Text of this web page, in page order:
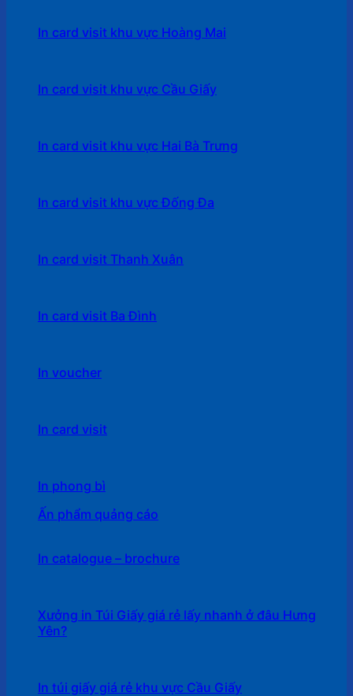
In card visit khu vực Hoàng Mai
In card visit khu vực Cầu Giấy
In card visit khu vực Hai Bà Trưng
In card visit khu vực Đống Đa
In card visit Thanh Xuân
In card visit Ba Đình
In voucher
In card visit
In phong bì
Ấn phẩm quảng cáo
In catalogue – brochure
Xưởng in Túi Giấy giá rẻ lấy nhanh ở đâu Hưng
Yên?
In túi giấy giá rẻ khu vực Cầu Giấy